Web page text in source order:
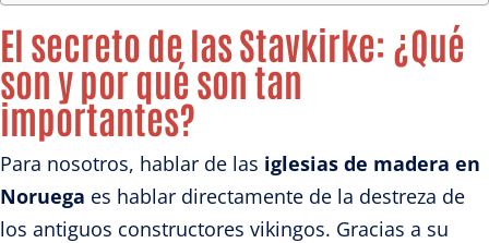
El secreto de las Stavkirke: ¿Qué
son y por qué son tan
importantes?
Para nosotros, hablar de las iglesias de madera en
Noruega es hablar directamente de la destreza de
los antiguos constructores vikingos. Gracias a su